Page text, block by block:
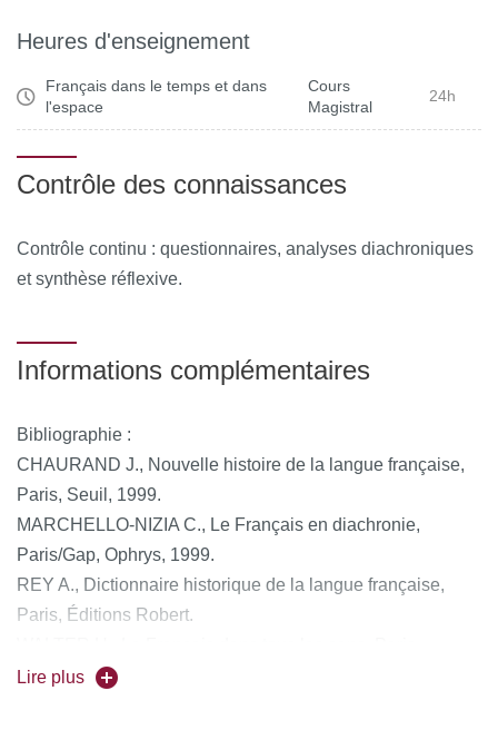
Supports multimodaux : textuels, audios (reconstitution
question des « accents » etc.) et vidéos. Déconstruction
du préjugé de la glottophobie.
Le CM se tient à distance asynchrone. Démarche
Heures d'enseignement
Français dans le temps et dans
l'espace
Cours
Magistral
24h
Contrôle des connaissances
Contrôle continu : questionnaires, analyses diachroniques
et synthèse réflexive.
Informations complémentaires
Bibliographie :
CHAURAND J., Nouvelle histoire de la langue française,
Paris, Seuil, 1999.
MARCHELLO-NIZIA C., Le Français en diachronie,
Paris/Gap, Ophrys, 1999.
REY A., Dictionnaire historique de la langue française,
Paris, Éditions Robert.
Laffont, 1988.
Lire plus